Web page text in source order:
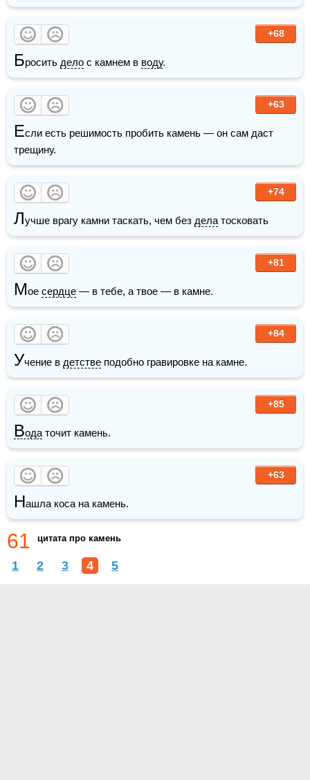
+68
Бросить дело с камнем в воду.
+63
Если есть решимость пробить камень — он сам даст
трещину.
+74
Лучше врагу камни таскать, чем без дела тосковать
+81
Мое сердце — в тебе, а твое — в камне.
+84
Учение в детстве подобно гравировке на камне.
+85
Вода точит камень.
+63
Нашла коса на камень.
61 цитата про камень
1 2 3 4 5